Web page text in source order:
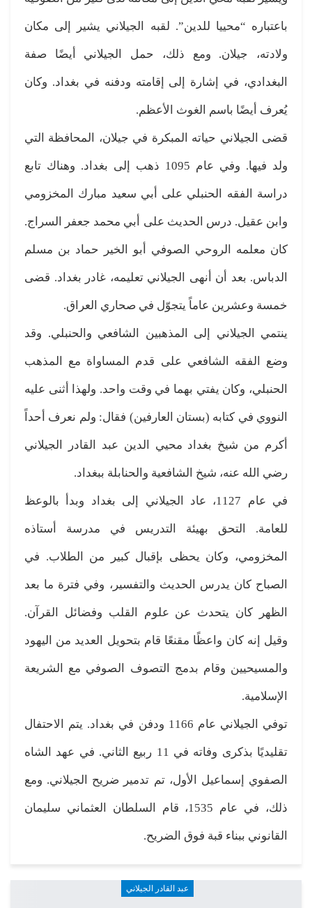
باعتباره “محييا للدين”. لقبه الجيلاني يشير إلى مكان
ولادته، جيلان. ومع ذلك، حمل الجيلاني أيضًا صفة
البغدادي، في إشارة إلى إقامته ودفنه في بغداد. وكان
يُعرف أيضًا باسم الغوث الأعظم.
قضى الجيلاني حياته المبكرة في جيلان، المحافظة التي
ولد فيها. وفي عام 1095 ذهب إلى بغداد. وهناك تابع
دراسة الفقه الحنبلي على أبي سعيد مبارك المخزومي
وابن عقيل. درس الحديث على أبي محمد جعفر السراج.
كان معلمه الروحي الصوفي أبو الخير حماد بن مسلم
الدباس. بعد أن أنهى الجيلاني تعليمه، غادر بغداد. قضى
خمسة وعشرين عاماً يتجوّل في صحاري العراق.
ينتمي الجيلاني إلى المذهبين الشافعي والحنبلي. وقد
وضع الفقه الشافعي على قدم المساواة مع المذهب
الحنبلي، وكان يفتي بهما في وقت واحد. ولهذا أثنى عليه
النووي في كتابه (بستان العارفين) فقال: ولم نعرف أحداً
أكرم من شيخ بغداد محيي الدين عبد القادر الجيلاني
رضي الله عنه، شيخ الشافعية والحنابلة ببغداد.
في عام 1127، عاد الجيلاني إلى بغداد وبدأ بالوعظ
للعامة. التحق بهيئة التدريس في مدرسة أستاذه
المخزومي، وكان يحظى بإقبال كبير من الطلاب. في
الصباح كان يدرس الحديث والتفسير، وفي فترة ما بعد
الظهر كان يتحدث عن علوم القلب وفضائل القرآن.
وقيل إنه كان واعظًا مقنعًا قام بتحويل العديد من اليهود
والمسيحيين وقام بدمج التصوف الصوفي مع الشريعة
الإسلامية.
توفي الجيلاني عام 1166 ودفن في بغداد. يتم الاحتفال
تقليديًا بذكرى وفاته في 11 ربيع الثاني. في عهد الشاه
الصفوي إسماعيل الأول، تم تدمير ضريح الجيلاني. ومع
ذلك، في عام 1535، قام السلطان العثماني سليمان
القانوني ببناء قبة فوق الضريح.
عبد القادر الجيلاني